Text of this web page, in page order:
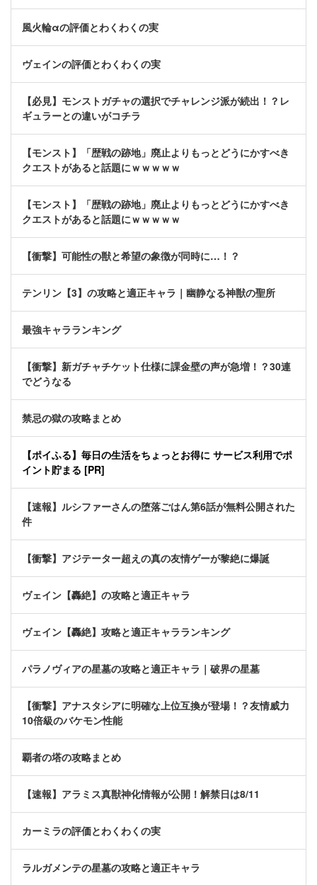
風火輪αの評価とわくわくの実
ヴェインの評価とわくわくの実
【必見】モンストガチャの選択でチャレンジ派が続出！？レ
ギュラーとの違いがコチラ
【モンスト】「歴戦の跡地」廃止よりもっとどうにかすべき
クエストがあると話題にｗｗｗｗｗ
【モンスト】「歴戦の跡地」廃止よりもっとどうにかすべき
クエストがあると話題にｗｗｗｗｗ
【衝撃】可能性の獣と希望の象徴が同時に…！？
テンリン【3】の攻略と適正キャラ｜幽静なる神獣の聖所
最強キャラランキング
【衝撃】新ガチャチケット仕様に課金壁の声が急増！？30連
でどうなる
禁忌の獄の攻略まとめ
【ポイふる】毎日の生活をちょっとお得に サービス利用でポ
イント貯まる [PR]
【速報】ルシファーさんの堕落ごはん第6話が無料公開された
件
【衝撃】アジテーター超えの真の友情ゲーが黎絶に爆誕
ヴェイン【轟絶】の攻略と適正キャラ
ヴェイン【轟絶】攻略と適正キャラランキング
パラノヴィアの星墓の攻略と適正キャラ｜破界の星墓
【衝撃】アナスタシアに明確な上位互換が登場！？友情威力
10倍級のバケモン性能
覇者の塔の攻略まとめ
【速報】アラミス真獣神化情報が公開！解禁日は8/11
カーミラの評価とわくわくの実
ラルガメンテの星墓の攻略と適正キャラ